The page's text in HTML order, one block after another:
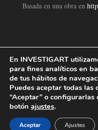
Basada en una obra en
Política de Privacidad|
Investigart Copyright
En INVESTIGART
para fines analíticos en
de tus hábitos de
Puedes aceptar todas las
“Aceptar” o configurarlas
botón ajustes.
Aceptar Ajustes